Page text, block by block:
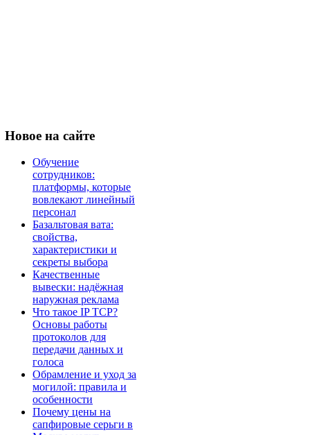
Новое на сайте
Обучение
сотрудников:
платформы, которые
вовлекают линейный
персонал
Базальтовая вата:
свойства,
характеристики и
секреты выбора
Качественные
вывески: надёжная
наружная реклама
Что такое IP TCP?
Основы работы
протоколов для
передачи данных и
голоса
Обрамление и уход за
могилой: правила и
особенности
Почему цены на
сапфировые серьги в